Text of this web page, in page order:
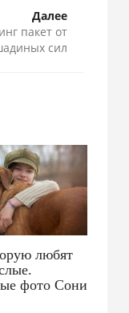
Далее
пакет от
сил
любят
фото Сони